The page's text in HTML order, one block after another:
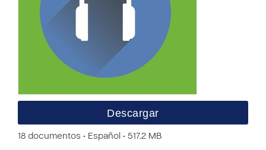
Descargar
18 documentos • Español • 517.2 MB